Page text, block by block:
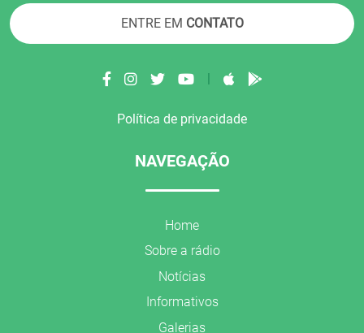
ENTRE EM CONTATO
Política de privacidade
NAVEGAÇÃO
Home
Sobre a rádio
Notícias
Informativos
Galerias